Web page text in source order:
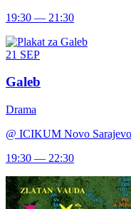
19:30 — 21:30
21 SEP
Galeb
Drama
@ ICIKUM Novo Sarajevo
19:30 — 22:30